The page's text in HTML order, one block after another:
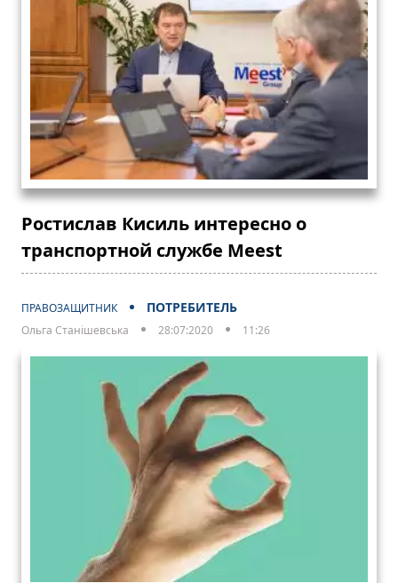
Ростислав Кисиль интересно о
транспортной службе Meest
ПРАВОЗАЩИТНИК ПОТРЕБИТЕЛЬ
Ольга Станішевська 28:07:2020 11:26